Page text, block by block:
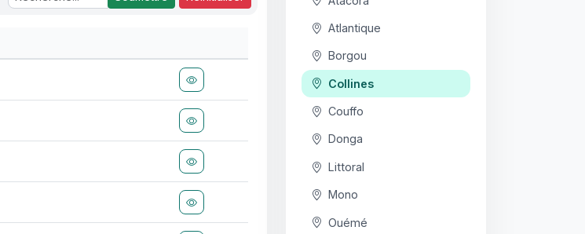
Atlantique
Borgou
Collines
Couffo
Donga
Littoral
Mono
Ouémé